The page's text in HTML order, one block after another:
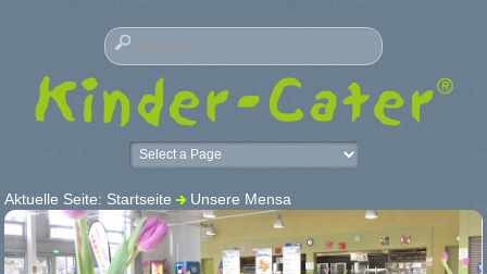
Aktuelle Seite: Startseite Unsere Mensa